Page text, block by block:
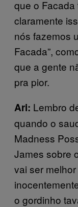
que o Facada
claramente
nós fazemos
Facada”,
que a gente
pra pior.
Ari: Lembro
quando o
Madness
James sobre
vai ser
o gordinho